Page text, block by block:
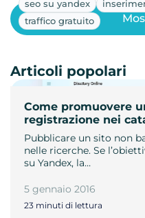
seo su yandex
traffico gratuito
Come promuovere
registrazione nei
Pubblicare un sito non
nelle ricerche. Se
su Yandex, la…
5 gennaio 2016
23 minuti di lettura
Articoli popolari